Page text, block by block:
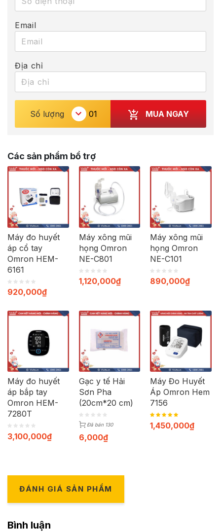
Email
Địa chỉ
Số lượng MUA NGAY
Các sản phẩm bổ trợ
Máy đo huyết
áp cổ tay
Omron HEM-
6161
920,000₫
Máy xông mũi
họng Omron
NE-C801
1,120,000₫
Máy xông mũi
họng Omron
NE-C101
890,000₫
Máy đo huyết
áp bắp tay
Omron HEM-
7280T
3,100,000₫
Gạc y tế Hải
Sơn Pha
(20cm*20 cm)
Đã bán 130
6,000₫
Máy Đo Huyết
Áp Omron Hem
7156
1,450,000₫
ĐÁNH GIÁ SẢN PHẨM
Bình luận